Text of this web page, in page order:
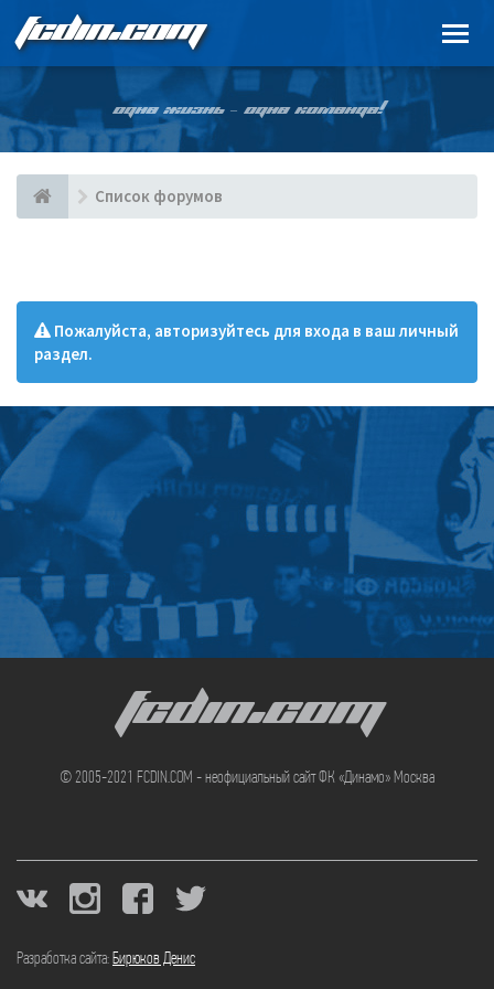
FCDIN.COM
ОДНА ЖИЗНЬ – ОДНА КОМАНДА!
Список форумов
Пожалуйста, авторизуйтесь для входа в ваш личный
раздел.
FCDIN.COM
© 2005-2021 FCDIN.COM - неофициальный сайт ФК «Динамо» Москва
Разработка сайта: Бирюков Денис